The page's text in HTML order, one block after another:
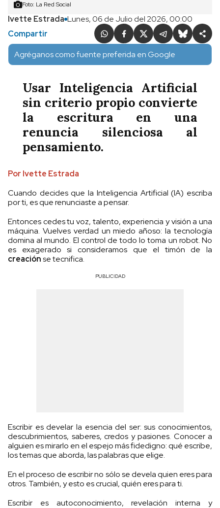
Foto: La Red Social
Ivette Estrada Lunes, 06 de Julio del 2026, 00:00
Compartir
Agréganos como fuente preferida en Google
Usar Inteligencia Artificial
sin criterio propio convierte
la escritura en una
renuncia silenciosa al
pensamiento.
Por Ivette Estrada
Cuando decides que la Inteligencia Artificial (IA) escriba
por ti, es que renunciaste a pensar.
Entonces cedes tu voz, talento, experiencia y visión a una
máquina. Vuelves verdad un miedo añoso: la tecnología
domina al mundo. El control de todo lo toma un robot. No
es exagerado si consideramos que el timón de la
creaciónse tecnifica.
PUBLICIDAD
Escribir es develar la esencia del ser: sus conocimientos,
descubrimientos, saberes, credos y pasiones. Conocer a
alguien es mirarlo en el espejo más fidedigno: qué escribe,
los temas que aborda, las palabras que elige.
En el proceso de escribir no sólo se devela quien eres para
otros. También, y esto es crucial, quién eres para ti.
Escribir es autoconocimiento, revelación interna y